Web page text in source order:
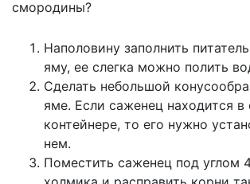
смородины?
Наполовину заполнить
яму, ее слегка можно полить
Сделать небольшой
яме. Если саженец находится в
контейнере, то его нужно
нем.
Поместить саженец под углом